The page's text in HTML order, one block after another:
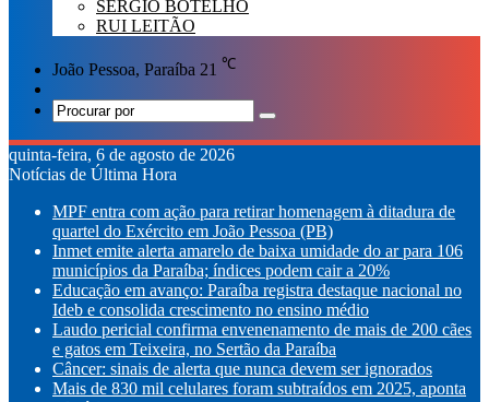
SÉRGIO BOTELHO
RUI LEITÃO
João Pessoa, Paraíba 21 ℃
skin
Procurar
por
quinta-feira, 6 de agosto de 2026
Notícias de Última Hora
MPF entra com ação para retirar homenagem à ditadura de
quartel do Exército em João Pessoa (PB)
Inmet emite alerta amarelo de baixa umidade do ar para 106
municípios da Paraíba; índices podem cair a 20%
Educação em avanço: Paraíba registra destaque nacional no
Ideb e consolida crescimento no ensino médio
Laudo pericial confirma envenenamento de mais de 200 cães
e gatos em Teixeira, no Sertão da Paraíba
Câncer: sinais de alerta que nunca devem ser ignorados
Mais de 830 mil celulares foram subtraídos em 2025, aponta